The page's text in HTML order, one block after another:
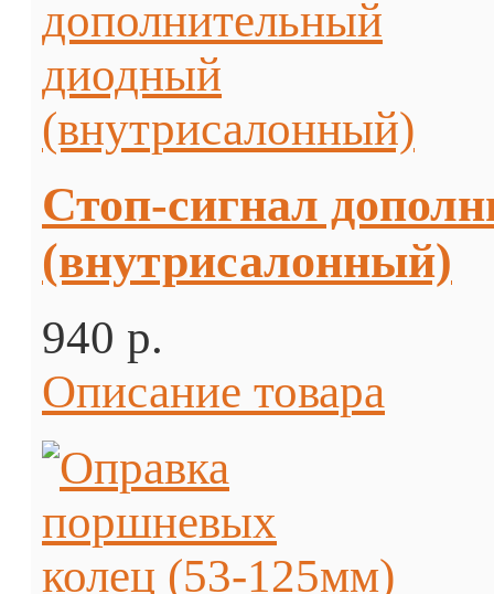
Стоп-сигнал
(внутрисалонный)
940 p.
Описание товара